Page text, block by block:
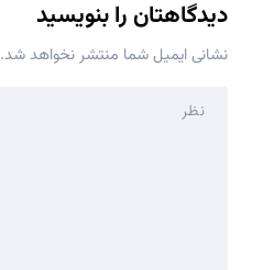
دیدگاهتان را بنویسید
نشانی ایمیل شما منتشر نخواهد شد.